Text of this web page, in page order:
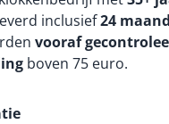
inclusief24
vooraf
boven 75 euro.